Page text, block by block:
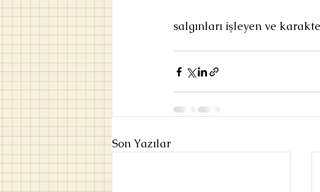
salgınları işleyen ve
Son Yazılar